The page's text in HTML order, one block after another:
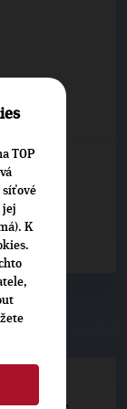
Nový
TOP
síťové
jej
K